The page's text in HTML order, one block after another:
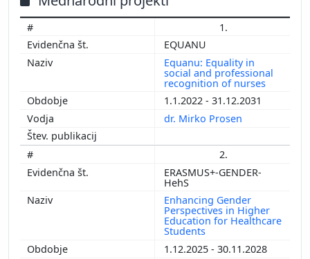
1.
EQUANU
Equanu: Equality in
social and professional
recognition of nurses
1.1.2022 - 31.12.2031
dr. Mirko Prosen
2.
ERASMUS+-GENDER-
HehS
Enhancing Gender
Perspectives in Higher
Education for Healthcare
Students
1.12.2025 - 30.11.2028